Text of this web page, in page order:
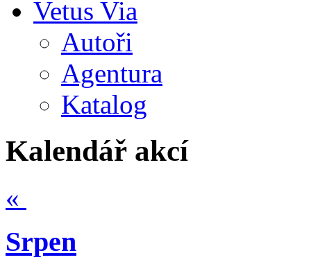
Vetus Via
Autoři
Agentura
Katalog
Kalendář akcí
«
Srpen